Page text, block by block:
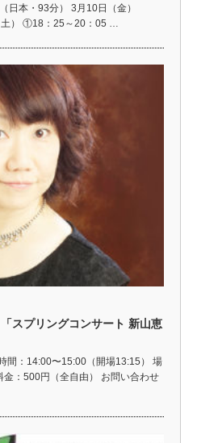
本・93分） 3月10日（金）
） ①18：25～20：05 …
スプリングコンサート 新山恵
間：14:00〜15:00（開場13:15） 場
：500円（全自由） お問い合わせ